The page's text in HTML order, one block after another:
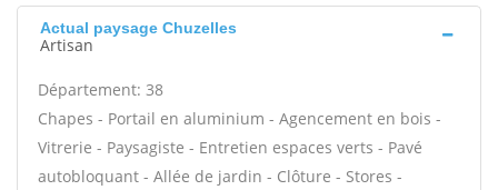
Actual paysage Chuzelles
Artisan
Département: 38
Chapes - Portail en aluminium - Agencement en bois -
Vitrerie - Paysagiste - Entretien espaces verts - Pavé
autobloquant - Allée de jardin - Clôture - Stores -